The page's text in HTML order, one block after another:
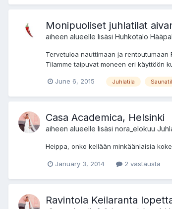
Monipuoliset juhlatilat
aiheen alueelle lisäsi Huhkotalo
Tervetuloa nauttimaan ja rentoutumaan
Tilamme taipuvat moneen eri käyttöön
June 6, 2015 Juhlatila
Casa Academica, Helsinki
aiheen alueelle lisäsi nora_elokuu
Heippa, onko kellään minkäänlaisia
January 3, 2014 2 vastausta
Ravintola Keilaranta